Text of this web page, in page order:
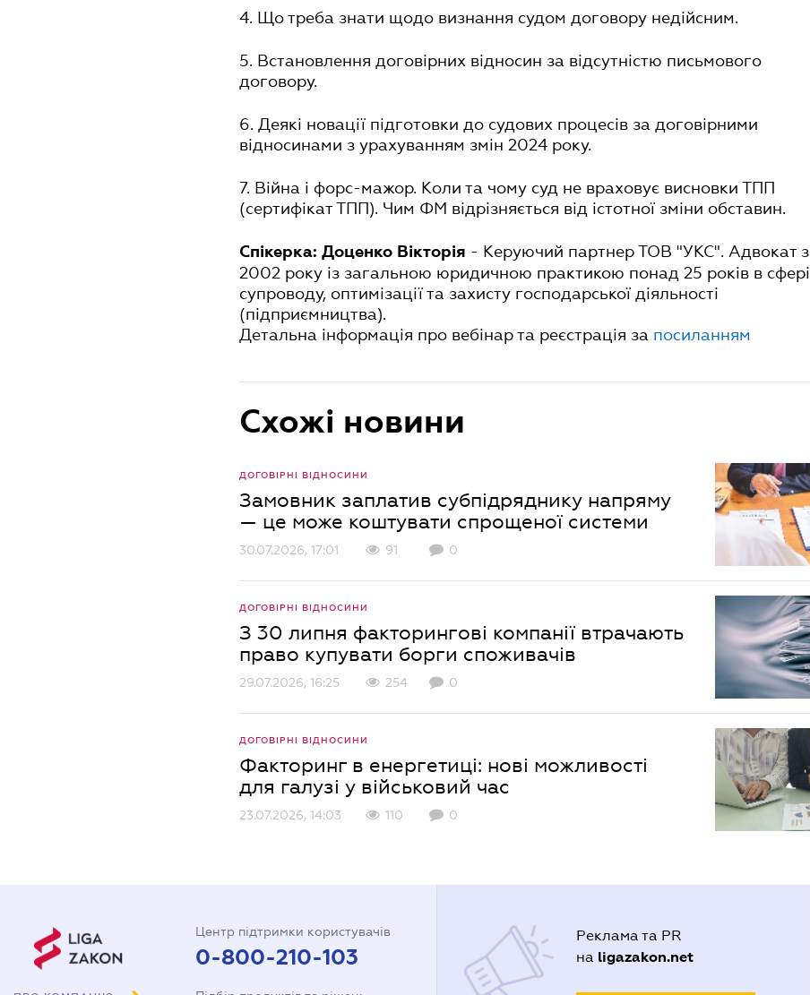
4. Що треба знати щодо визнання судом договору недійсним.
5. Встановлення договірних відносин за відсутністю письмового
договору.
6. Деякі новації підготовки до судових процесів за договірними
відносинами з урахуванням змін 2024 року.
7. Війна і форс-мажор. Коли та чому суд не враховує висновки ТПП
(сертифікат ТПП). Чим ФМ відрізняється від істотної зміни обставин.
Спікерка: Доценко Вікторія - Керуючий партнер ТОВ "УКС". Адвокат з
2002 року із загальною юридичною практикою понад 25 років в сфері
супроводу, оптимізації та захисту господарської діяльності
(підприємництва).
Детальна інформація про вебінар та реєстрація за посиланням
Схожі новини
ДОГОВІРНІ ВІДНОСИНИ
Замовник заплатив субпідряднику напряму
— це може коштувати спрощеної системи
30.07.2026, 17:01 91 0
ДОГОВІРНІ ВІДНОСИНИ
З 30 липня факторингові компанії втрачають
право купувати борги споживачів
29.07.2026, 16:25 254 0
ДОГОВІРНІ ВІДНОСИНИ
Факторинг в енергетиці: нові можливості
для галузі у військовий час
23.07.2026, 14:03 110 0
Центр підтримки користувачів
0-800-210-103
Реклама та PR
на ligazakon.net